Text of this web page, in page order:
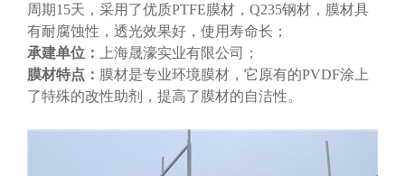
周期15天，采用了优质PTFE膜材，Q235钢材，膜材具
有耐腐蚀性，透光效果好，使用寿命长；
承建单位：
上海晟濠实业有限公司；
膜材特点： 膜材是专业环境膜材，它原有的PVDF涂上
了特殊的改性助剂，提高了膜材的自洁性。